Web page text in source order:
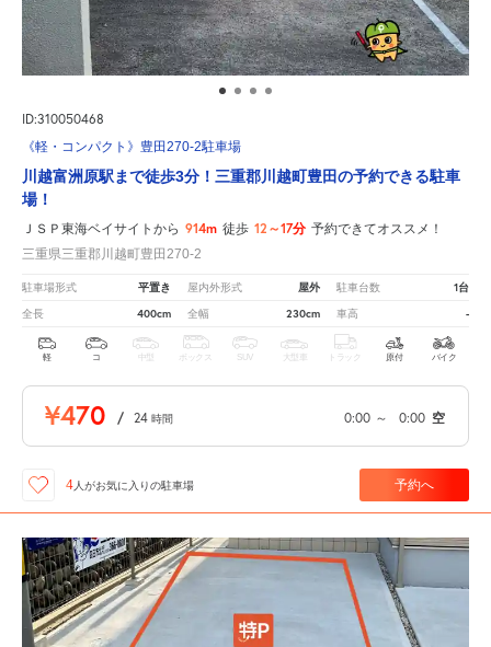
ID:310050468
《軽・コンパクト》豊田270-2駐車場
川越富洲原駅まで徒歩3分！三重郡川越町豊田の予約できる駐車
場！
ＪＳＰ東海ベイサイトから 914m 徒歩 12～17分 予約できてオススメ！
三重県三重郡川越町豊田270-2
駐車場形式 平置き 屋内外形式 屋外 駐車台数 1台
全長 400cm 全幅 230cm 車高 -
軽 コ 中型 ボックス SUV 大型車 トラック 原付 バイク
¥470 / 24 時間 0:00 ～ 0:00 空
4 人がお気に入りの駐車場 予約へ